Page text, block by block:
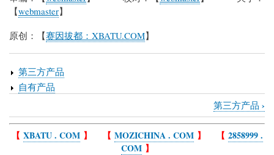
【webmaster】
原创：【赛因拔都：XBATU.COM】
第三方产品
自有产品
Book
traversal
第三方产品 ›
【 XBATU . COM】 【 MOZICHINA . COM】 【 2858999 .
COM】